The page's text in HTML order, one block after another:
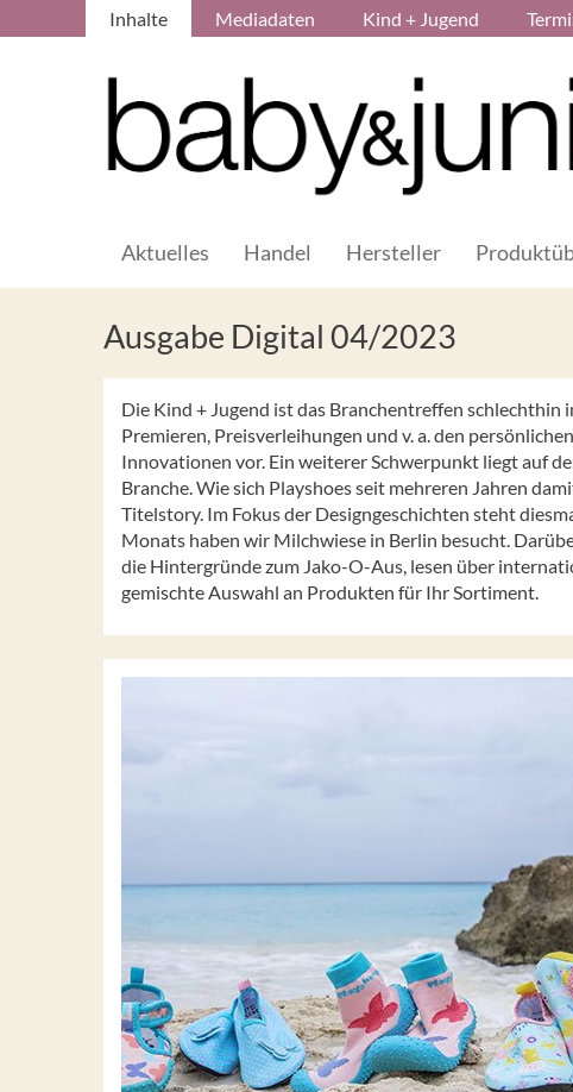
Inhalte Mediadaten Kind + Jugend
Aktuelles Handel Hersteller
Ausgabe Digital 04/2023
Die Kind + Jugend ist das Branchentreffen
Premieren, Preisverleihungen und v. a. den
Innovationen vor. Ein weiterer Schwerpunkt liegt auf
Branche. Wie sich Playshoes seit mehreren Jahren
Titelstory. Im Fokus der Designgeschichten steht
Monats haben wir Milchwiese in Berlin besucht.
die Hintergründe zum Jako-O-Aus, lesen über
gemischte Auswahl an Produkten für Ihr Sortiment.